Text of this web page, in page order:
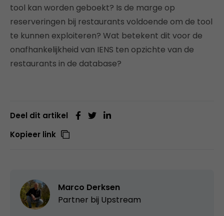
tool kan worden geboekt? Is de marge op
reserveringen bij restaurants voldoende om de tool
te kunnen exploiteren? Wat betekent dit voor de
onafhankelijkheid van IENS ten opzichte van de
restaurants in de database?
Deel dit artikel
Kopieer link
Marco Derksen
Partner bij Upstream